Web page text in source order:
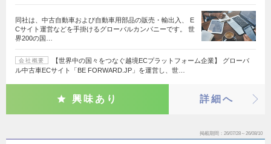
同社は、中古自動車および自動車用部品の販売・輸出入、 E
Cサイト運営などを手掛けるグローバルカンパニーです。 世
界200の国…
会社概要
【世界中の国々をつなぐ越境ECプラットフォーム企業】 グローバ
ル中古車ECサイト「BE FORWARD.JP」を運営し、世…
興味あり 詳細へ
掲載期間 26/07/28～26/08/10